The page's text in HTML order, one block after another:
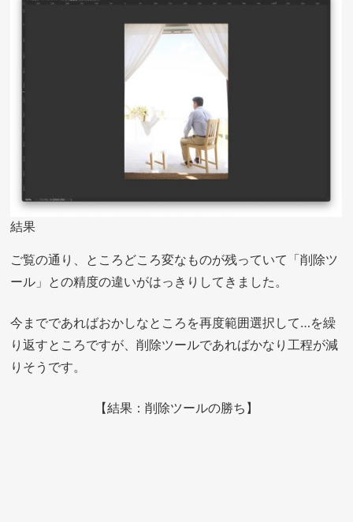
結果
ご覧の通り、ところどころ変なものが残っていて「削除ツ
ール」との精度の違いがはっきりしてきました。
今までであればおかしなところを再度範囲選択して…を繰
り返すところですが、削除ツールであればかなり工程が減
りそうです。
【結果：削除ツールの勝ち】